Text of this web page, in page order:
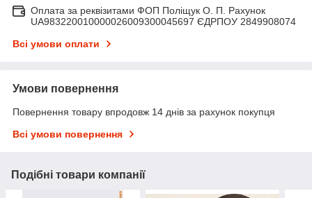
Оплата за реквізитами ФОП Поліщук О. П. Рахунок
UA983220010000026009300045697 ЄДРПОУ 2849908074
Всі умови оплати
Умови повернення
Повернення товару впродовж 14 днів за рахунок покупця
Всі умови повернення
Подібні товари компанії